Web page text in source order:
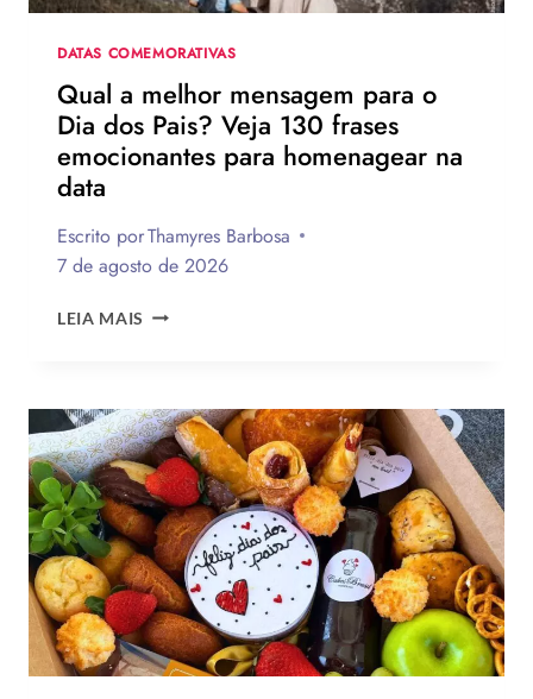
DATAS COMEMORATIVAS
Qual a melhor mensagem para o
Dia dos Pais? Veja 130 frases
emocionantes para homenagear na
data
Escrito porThamyres Barbosa
7 de agosto de 2026
LEIA MAIS QUAL
PARA
O
DIA
DOS
PAIS?
VEJA
130
FRASES
EMOCIONANTES
PARA
HOMENAGEAR